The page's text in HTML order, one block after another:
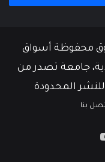
جميع الحقوق محفوظة أسواق
جامعة تصدر من
المحدودة
بنا
‫YouTube